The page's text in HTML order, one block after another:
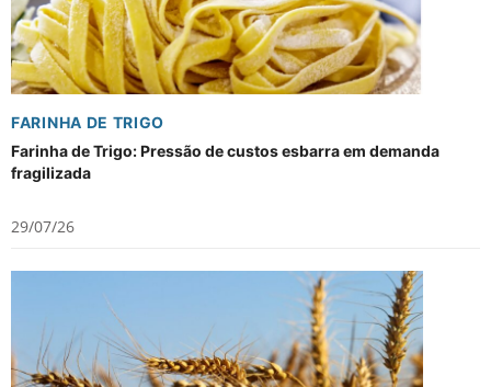
FARINHA DE TRIGO
Farinha de Trigo: Pressão de custos esbarra em demanda
fragilizada
29/07/26